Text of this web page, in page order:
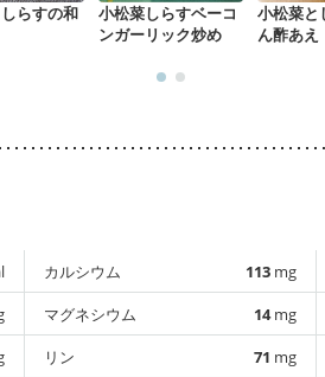
らすの和
小松菜しらすベーコ
ンガーリック炒め
小松菜と
ん酢あえ
カルシウム 113 mg
マグネシウム
14mg
リン
71 mg